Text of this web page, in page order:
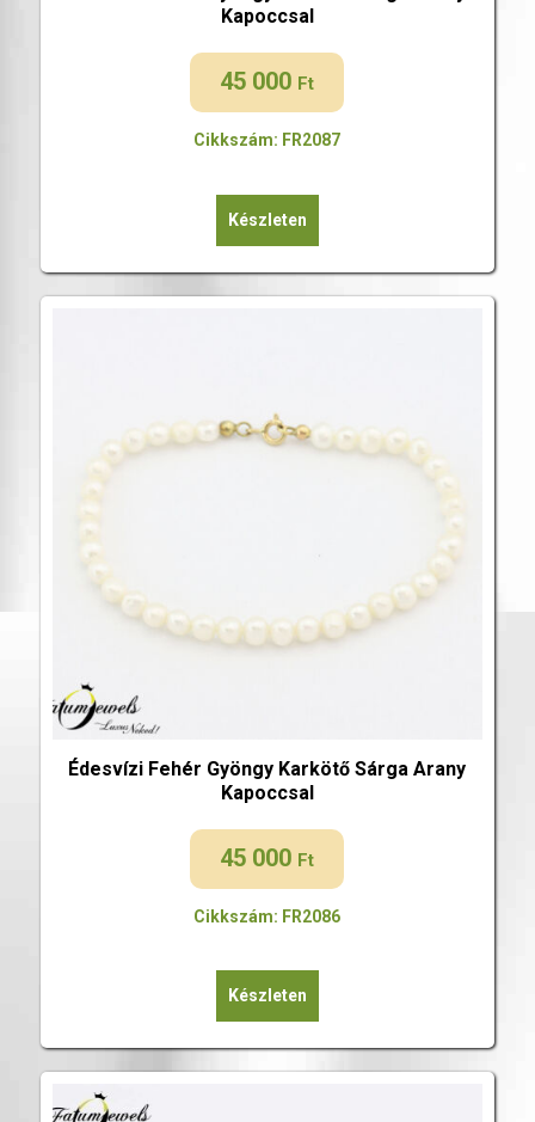
Kapoccsal
45 000 Ft
Cikkszám: FR2087
Készleten
Édesvízi Fehér Gyöngy Karkötő Sárga Arany
Kapoccsal
45 000 Ft
Cikkszám: FR2086
Készleten